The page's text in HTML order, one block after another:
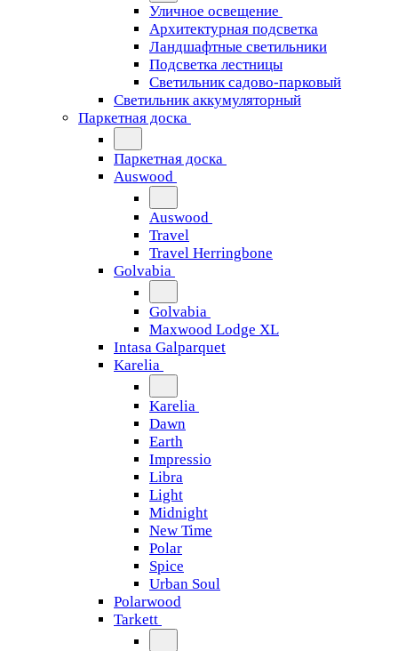
Уличное освещение
Архитектурная подсветка
Ландшафтные светильники
Подсветка лестницы
Светильник садово-парковый
Светильник аккумуляторный
Паркетная доска
Паркетная доска
Auswood
Auswood
Travel
Travel Herringbone
Golvabia
Golvabia
Maxwood Lodge XL
Intasa Galparquet
Karelia
Karelia
Dawn
Earth
Impressio
Libra
Light
Midnight
New Time
Polar
Spice
Urban Soul
Polarwood
Tarkett